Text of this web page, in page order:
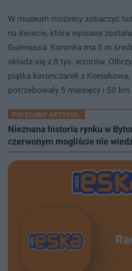
W muzeum możemy zobaczyć
na świecie, która wpisana
Guinnessa. Koronka ma 5 m
składa się z 8 tys. wzorów.
piątka koronczarek z Koniakowa,
potrzebowały 5 miesięcy i 50 km
POLECANY ARTYKUŁ:
Nieznana historia rynku w
czerwonym mogliście nie